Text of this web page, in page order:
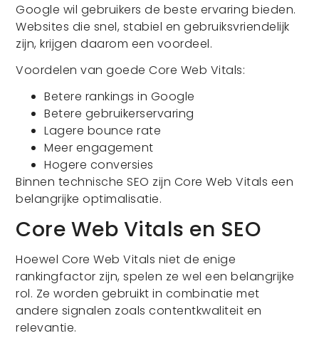
Google wil gebruikers de beste ervaring bieden.
Websites die snel, stabiel en gebruiksvriendelijk
zijn, krijgen daarom een voordeel.
Voordelen van goede Core Web Vitals:
Betere rankings in Google
Betere gebruikerservaring
Lagere bounce rate
Meer engagement
Hogere conversies
Binnen technische SEO zijn Core Web Vitals een
belangrijke optimalisatie.
Core Web Vitals en SEO
Hoewel Core Web Vitals niet de enige
rankingfactor zijn, spelen ze wel een belangrijke
rol. Ze worden gebruikt in combinatie met
andere signalen zoals contentkwaliteit en
relevantie.